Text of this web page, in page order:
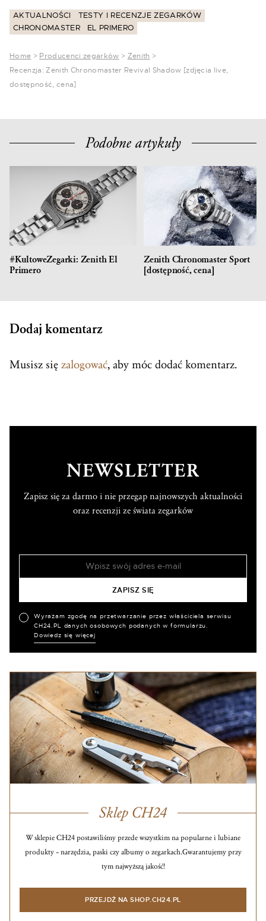
AKTUALNOŚCI
TESTY I RECENZJE ZEGARKÓW
CHRONOMASTER
EL PRIMERO
Home > Producenci zegarków > Zenith >
Recenzja: Zenith Chronomaster Revival Shadow [zdjęcia live,
dostępność, cena]
Podobne artykuły
#KultoweZegarki: Zenith El
Primero
Zenith Chronomaster Sport
[dostępność, cena]
Dodaj komentarz
Musisz się zalogować, aby móc dodać komentarz.
NEWSLETTER
Zapisz się za darmo i nie przegap najnowszych aktualności
oraz recenzji ze świata zegarków
Wyrażam zgodę na przetwarzanie przez właściciela serwisu
CH24.PL danych osobowych podanych w formularzu.
Dowiedz się więcej
Sklep CH24
W sklepie CH24 postawiliśmy przede wszystkim na popularne i lubiane
produkty – narzędzia, paski czy albumy o zegarkach.Gwarantujemy przy
tym najwyższą jakość!
PRZEJDŹ NA SHOP.CH24.PL